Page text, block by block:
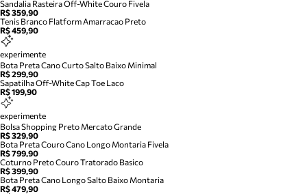
Sandalia Rasteira Off-White Couro Fivela
R$ 359,90
Tenis Branco Flatform Amarracao Preto
R$ 459,90
experimente
Bota Preta Cano Curto Salto Baixo Minimal
R$ 299,90
Sapatilha Off-White Cap Toe Laco
R$ 199,90
experimente
Bolsa Shopping Preto Mercato Grande
R$ 329,90
Bota Preta Couro Cano Longo Montaria Fivela
R$ 799,90
Coturno Preto Couro Tratorado Basico
R$ 399,90
Bota Preta Cano Longo Salto Baixo Montaria
R$ 479,90